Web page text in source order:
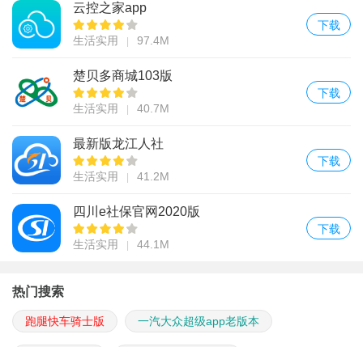
云控之家app
生活实用 97.4M
下载
楚贝多商城103版
生活实用 40.7M
下载
最新版龙江人社
生活实用 41.2M
下载
四川e社保官网2020版
生活实用 44.1M
下载
热门搜索
跑腿快车骑士版 一汽大众超级app老版本